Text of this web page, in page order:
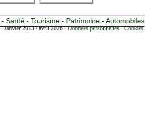
Santé - Tourisme - Patrimoine - Automobiles
Janvier 2013 / avril 2026 -Données personnelles -